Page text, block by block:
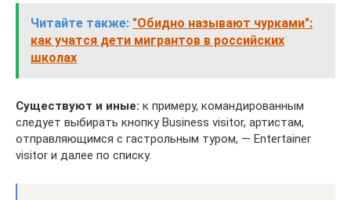
Читайте также: "Обидно называют чурками":
как учатся дети мигрантов в российских
школах
Существуют и иные: к примеру, командированным
следует выбирать кнопку Business visitor, артистам,
отправляющимся с гастрольным туром, — Entertainer
visitor и далее по списку.